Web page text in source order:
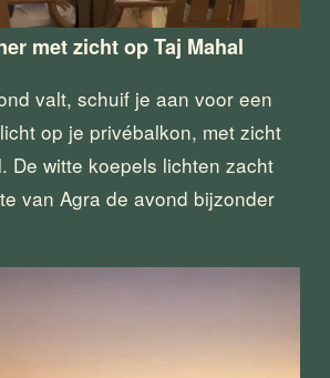
met zicht op Taj Mahal
valt, schuif je aan voor een
op je privébalkon, met zicht
De witte koepels lichten zacht
van Agra de avond bijzonder